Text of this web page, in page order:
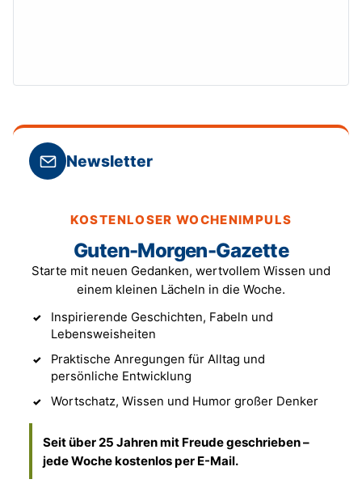
Newsletter
KOSTENLOSER WOCHENIMPULS
Guten-Morgen-Gazette
Starte mit neuen Gedanken, wertvollem Wissen und
einem kleinen Lächeln in die Woche.
Inspirierende Geschichten, Fabeln und
Lebensweisheiten
Praktische Anregungen für Alltag und
persönliche Entwicklung
Wortschatz, Wissen und Humor großer Denker
Seit über 25 Jahren mit Freude geschrieben –
jede Woche kostenlos per E-Mail.